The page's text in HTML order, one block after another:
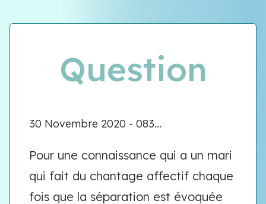
Question
30 Novembre 2020 - 083...
Pour une connaissance qui a un mari
qui fait du chantage affectif chaque
fois que la séparation est évoquée